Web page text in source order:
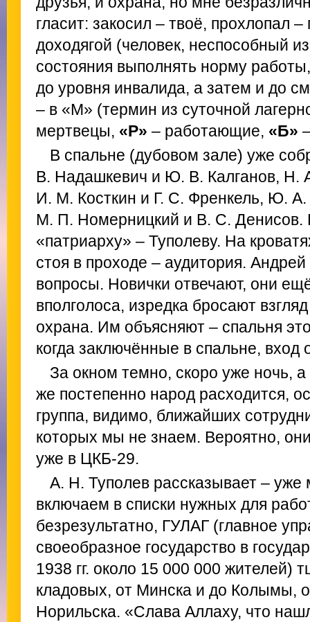
гласит: закосил – твоё, прохлопал
доходягой (человек, неспособный
состояния выполнять норму
до уровня инвалида, а затем и до
– в «М» (термин из суточной
мертвецы, «Р» – работающие, «Б»
В спальне (дубовом зале) уже
В. Надашкевич и Ю. В. Калганов, Н.
И. М. Косткин и Г. С. Френкель, Ю.
М. П. Номерницкий и В. С. Денисов.
«патриарху» – Туполеву. На
стоя в проходе – аудитория.
вопросы. Новички отвечают, они
вполголоса, изредка бросают
охрана. Им объясняют – спальня
когда заключённые в спальне,
За окном темно, скоро уже ночь,
же постепенно народ расходится,
группа, видимо, ближайших
которых мы не знаем. Вероятно,
уже в ЦКБ‑29.
А. Н. Туполев рассказывает –
включаем в списки нужных для
безрезультатно, ГУЛАГ (главное
своеобразное государство в
1938 гг. около 15 000 000 жителей)
кладовых, от Минска и до Колымы,
Норильска. «Слава Аллаху, что